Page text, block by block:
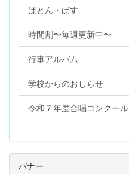
ばとん・ぱす
時間割〜毎週更新中〜
行事アルバム
学校からのおしらせ
令和７年度合唱コンクール
バナー